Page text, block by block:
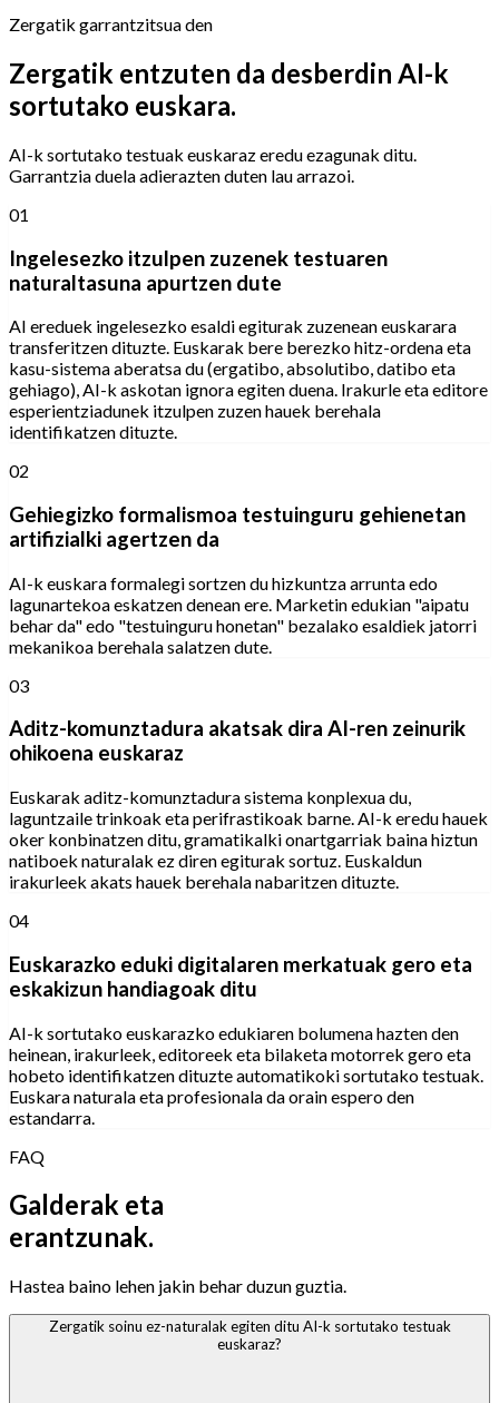
Zergatik garrantzitsua den
Zergatik entzuten da desberdin AI-k
sortutako euskara.
AI-k sortutako testuak euskaraz eredu ezagunak ditu.
Garrantzia duela adierazten duten lau arrazoi.
01
Ingelesezko itzulpen zuzenek testuaren
naturaltasuna apurtzen dute
AI ereduek ingelesezko esaldi egiturak zuzenean euskarara
transferitzen dituzte. Euskarak bere berezko hitz-ordena eta
kasu-sistema aberatsa du (ergatibo, absolutibo, datibo eta
gehiago), AI-k askotan ignora egiten duena. Irakurle eta editore
esperientziadunek itzulpen zuzen hauek berehala
identifikatzen dituzte.
02
Gehiegizko formalismoa testuinguru gehienetan
artifizialki agertzen da
AI-k euskara formalegi sortzen du hizkuntza arrunta edo
lagunartekoa eskatzen denean ere. Marketin edukian "aipatu
behar da" edo "testuinguru honetan" bezalako esaldiek jatorri
mekanikoa berehala salatzen dute.
03
Aditz-komunztadura akatsak dira AI-ren zeinurik
ohikoena euskaraz
Euskarak aditz-komunztadura sistema konplexua du,
laguntzaile trinkoak eta perifrastikoak barne. AI-k eredu hauek
oker konbinatzen ditu, gramatikalki onartgarriak baina hiztun
natiboek naturalak ez diren egiturak sortuz. Euskaldun
irakurleek akats hauek berehala nabaritzen dituzte.
04
Euskarazko eduki digitalaren merkatuak gero eta
eskakizun handiagoak ditu
AI-k sortutako euskarazko edukiaren bolumena hazten den
heinean, irakurleek, editoreek eta bilaketa motorrek gero eta
hobeto identifikatzen dituzte automatikoki sortutako testuak.
Euskara naturala eta profesionala da orain espero den
estandarra.
FAQ
Galderak eta
erantzunak.
Hastea baino lehen jakin behar duzun guztia.
Zergatik soinu ez-naturalak egiten ditu AI-k sortutako testuak
euskaraz?